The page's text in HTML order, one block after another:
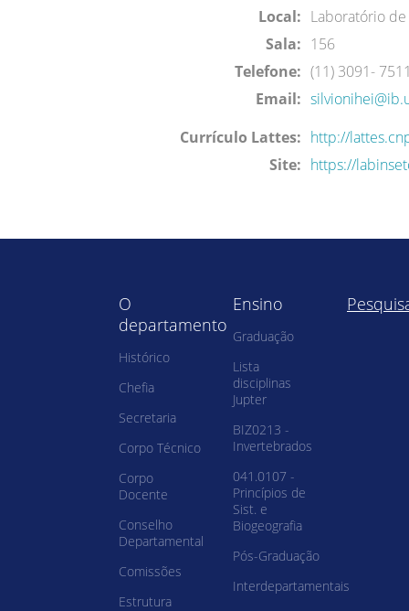
Local: Laboratório
Sala: 156
Telefone: (11) 3091-
Email:
Currículo Lattes: http://
Site: https://
O
departamento
Histórico
Chefia
Secretaria
Corpo Técnico
Corpo
Docente
Conselho
Departamental
Comissões
Estrutura
Ensino
Graduação
Lista
disciplinas
Jupter
BIZ0213 -
Invertebrados
041.0107 -
Princípios de
Sist. e
Biogeografia
Pós-Graduação
Interdepartamentais